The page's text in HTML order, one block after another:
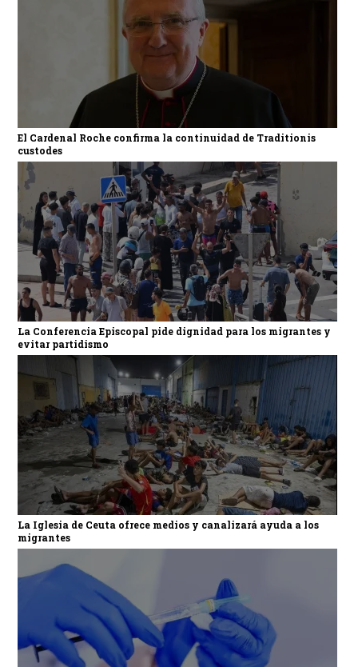
El Cardenal Roche confirma la continuidad de Traditionis
custodes
La Conferencia Episcopal pide dignidad para los migrantes y
evitar partidismo
La Iglesia de Ceuta ofrece medios y canalizará ayuda a los
migrantes